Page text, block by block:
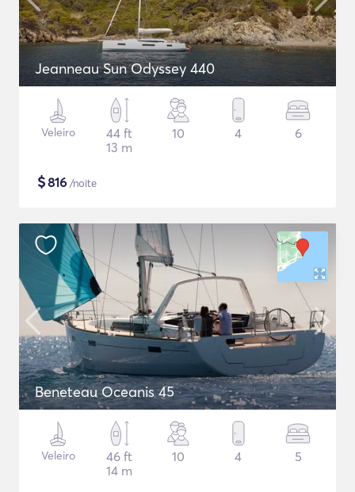
Jeanneau Sun Odyssey 440
Veleiro
44 ft
13 m
10 4 6
$816 /noite
Beneteau Oceanis 45
Veleiro
46 ft
14 m
10 4 5